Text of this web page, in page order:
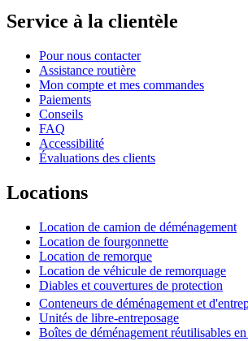
Service à la clientèle
Pour nous contacter
Assistance routière
Mon compte et mes commandes
Paiements
Conseils
FAQ
Accessibilité
Évaluations des clients
Locations
Location de camion de déménagement
Location de fourgonnette
Location de remorque
Location de véhicule de remorquage
Diables et couvertures de protection
Conteneurs de déménagement et
Unités de libre-entreposage
Boîtes de déménagement réutilisables